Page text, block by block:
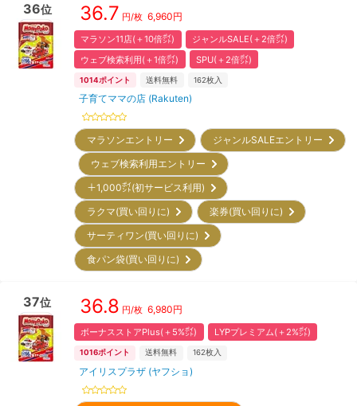
36位 36.7 円/枚 6,960円
マラソン11店(＋10倍㌽)
ジャンルSALE(＋2倍㌽)
ウェブ検索利用(＋1倍㌽)
SPU(＋2倍㌽)
1014ポイント 送料無料 162枚入
子育てママの店 (Rakuten)
マラソンエントリー
ジャンルSALEエントリー
ウェブ検索利用エントリー
＋1,000㌽(初サービス利用)
ラクマ(買い回りに)
楽券(買い回りに)
サーティワン(買い回りに)
食パン袋(買い回りに)
37位 36.8 円/枚 6,980円
ボーナスストアPlus(＋5%㌽) LYPプレミアム(＋2%㌽)
1016ポイント 送料無料 162枚入
アイリスプラザ (ヤフショ)